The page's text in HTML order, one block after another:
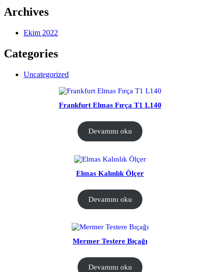
Archives
Ekim 2022
Categories
Uncategorized
Frankfurt Elmas Fırça T1 L140
Devamını oku
Elmas Kalınlık Ölçer
Devamını oku
Mermer Testere Bıçağı
Devamını oku